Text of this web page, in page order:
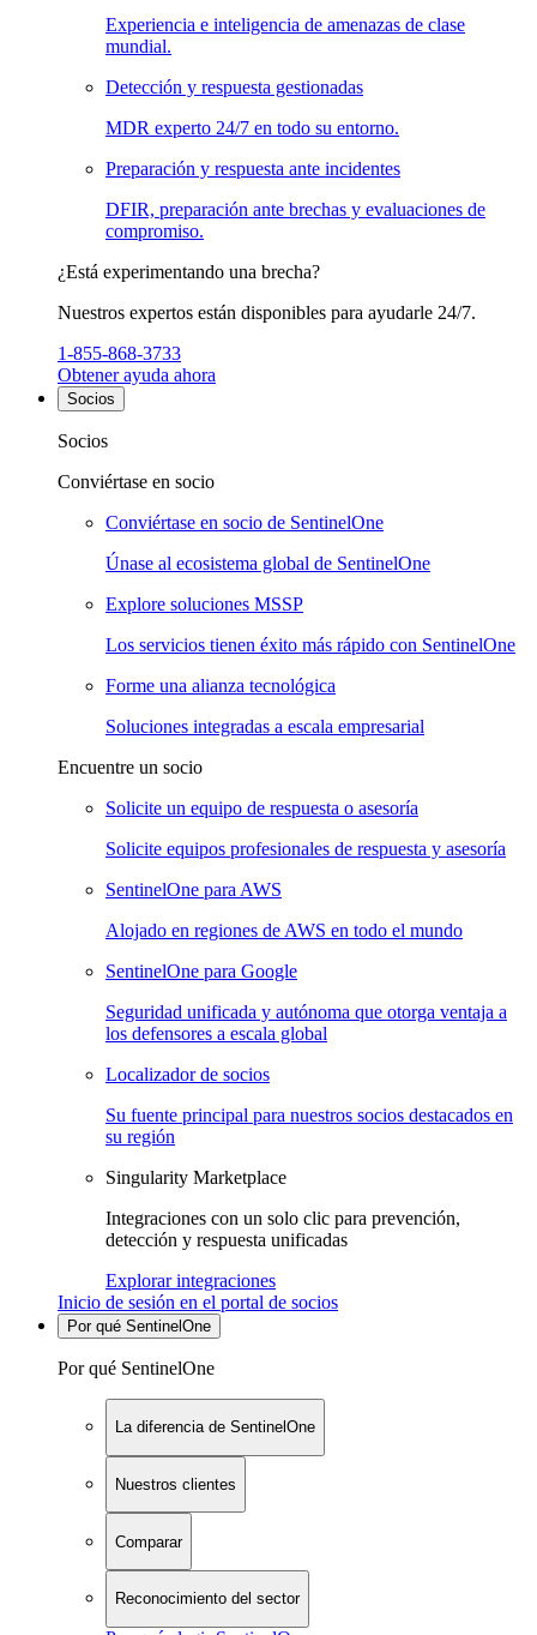
Experiencia e inteligencia de amenazas de clase
mundial.
Detección y respuesta gestionadas
MDR experto 24/7 en todo su entorno.
Preparación y respuesta ante incidentes
DFIR, preparación ante brechas y evaluaciones de
compromiso.
¿Está experimentando una brecha?
Nuestros expertos están disponibles para ayudarle 24/7.
1-855-868-3733
Obtener ayuda ahora
Socios
Socios
Conviértase en socio
Conviértase en socio de SentinelOne
Únase al ecosistema global de SentinelOne
Explore soluciones MSSP
Los servicios tienen éxito más rápido con SentinelOne
Forme una alianza tecnológica
Soluciones integradas a escala empresarial
Encuentre un socio
Solicite un equipo de respuesta o asesoría
Solicite equipos profesionales de respuesta y asesoría
SentinelOne para AWS
Alojado en regiones de AWS en todo el mundo
SentinelOne para Google
Seguridad unificada y autónoma que otorga ventaja a
los defensores a escala global
Localizador de socios
Su fuente principal para nuestros socios destacados en
su región
Singularity Marketplace
Integraciones con un solo clic para prevención,
detección y respuesta unificadas
Explorar integraciones
Inicio de sesión en el portal de socios
Por qué SentinelOne
Por qué SentinelOne
La diferencia de SentinelOne
Nuestros clientes
Comparar
Reconocimiento del sector